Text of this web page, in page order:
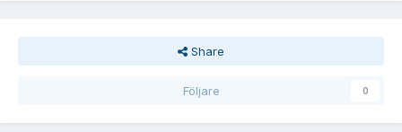
Share
Följare 0